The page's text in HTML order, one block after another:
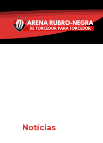
Notícias